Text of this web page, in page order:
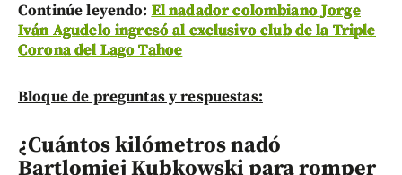
Continúe leyendo:El nadador colombiano Jorge
Iván Agudelo ingresó al exclusivo club de la Triple
Corona del Lago Tahoe
Bloque de preguntas y respuestas:
¿Cuántos kilómetros nadó
Bartlomiej Kubkowski para romper